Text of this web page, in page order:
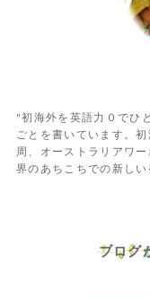
"初海外を英語力０でひ
ごとを書いています。
周、オーストラリアワ
界のあちこちでの新し
ブログ